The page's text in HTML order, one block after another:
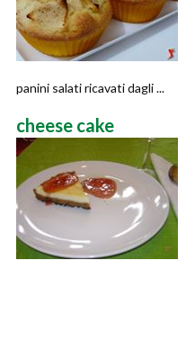
panini salati ricavati dagli ...
cheese cake